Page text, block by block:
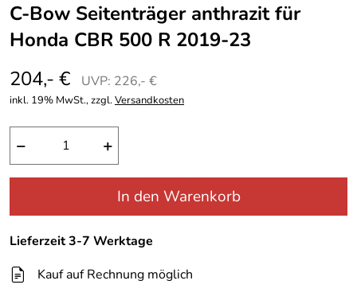
C-Bow Seitenträger anthrazit für
Honda CBR 500 R 2019-23
204,- €
UVP: 226,- €
inkl. 19% MwSt., zzgl.Versandkosten
− +
In den Warenkorb
Lieferzeit 3-7 Werktage
Kauf auf Rechnung möglich